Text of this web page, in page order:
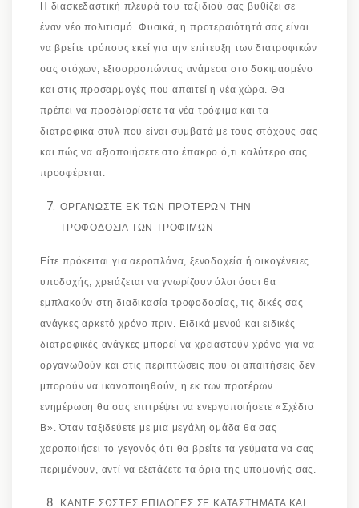
Η διασκεδαστική πλευρά του ταξιδιού σας βυθίζει σε
έναν νέο πολιτισμό. Φυσικά, η προτεραιότητά σας είναι
να βρείτε τρόπους εκεί για την επίτευξη των διατροφικών
σας στόχων, εξισορροπώντας ανάμεσα στο δοκιμασμένο
και στις προσαρμογές που απαιτεί η νέα χώρα. Θα
πρέπει να προσδιορίσετε τα νέα τρόφιμα και τα
διατροφικά στυλ που είναι συμβατά με τους στόχους σας
και πώς να αξιοποιήσετε στο έπακρο ό,τι καλύτερο σας
προσφέρεται.
ΟΡΓΑΝΩΣΤΕ ΕΚ ΤΩΝ ΠΡΟΤΕΡΩΝ ΤΗΝ
ΤΡΟΦΟΔΟΣΙΑ ΤΩΝ ΤΡΟΦΙΜΩΝ
Είτε πρόκειται για αεροπλάνα, ξενοδοχεία ή οικογένειες
υποδοχής, χρειάζεται να γνωρίζουν όλοι όσοι θα
εμπλακούν στη διαδικασία τροφοδοσίας, τις δικές σας
ανάγκες αρκετό χρόνο πριν. Ειδικά μενού και ειδικές
διατροφικές ανάγκες μπορεί να χρειαστούν χρόνο για να
οργανωθούν και στις περιπτώσεις που οι απαιτήσεις δεν
μπορούν να ικανοποιηθούν, η εκ των προτέρων
ενημέρωση θα σας επιτρέψει να ενεργοποιήσετε «Σχέδιο
Β». Όταν ταξιδεύετε με μια μεγάλη ομάδα θα σας
χαροποιήσει το γεγονός ότι θα βρείτε τα γεύματα να σας
περιμένουν, αντί να εξετάζετε τα όρια της υπομονής σας.
ΚΑΝΤΕ ΣΩΣΤΕΣ ΕΠΙΛΟΓΕΣ ΣΕ ΚΑΤΑΣΤΗΜΑΤΑ ΚΑΙ